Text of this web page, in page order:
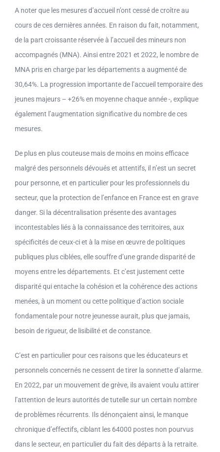
A noter que les mesures d’accueil n’ont cessé de croître au
cours de ces dernières années. En raison du fait, notamment,
de la part croissante réservée à l’accueil des mineurs non
accompagnés (MNA). Ainsi entre 2021 et 2022, le nombre de
MNA pris en charge par les départements a augmenté de
30,64%. La progression importante de l’accueil temporaire des
jeunes majeurs – +26% en moyenne chaque année -, explique
également l’augmentation significative du nombre de ces
mesures.
De plus en plus couteuse mais de moins en moins efficace
malgré des personnels dévoués et attentifs, il n’est un secret
pour personne, et en particulier pour les professionnels du
secteur, que la protection de l’enfance en France est en grave
danger. Si la décentralisation présente des avantages
incontestables liés à la connaissance des territoires, aux
spécificités de ceux-ci et à la mise en œuvre de politiques
publiques plus ciblées, elle souffre d’une grande disparité de
moyens entre les départements. Et c’est justement cette
disparité qui entache la cohésion et la cohérence des actions
menées, à un moment ou cette politique d’action sociale
fondamentale pour notre jeunesse aurait, plus que jamais,
besoin de rigueur, de lisibilité et de constance.
C’est en particulier pour ces raisons que les éducateurs et
personnels concernés ne cessent de tirer la sonnette d’alarme.
En 2022, par un mouvement de grève, ils avaient voulu attirer
l’attention de leurs autorités de tutelle sur un certain nombre
de problèmes récurrents. Ils dénonçaient ainsi, le manque
chronique d’effectifs, ciblant les 64000 postes non pourvus
dans le secteur, en particulier du fait des départs à la retraite.